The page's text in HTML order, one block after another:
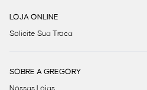
LOJA ONLINE
Solicite Sua Troca
SOBRE A GREGORY